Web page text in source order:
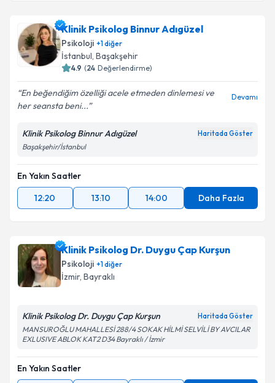
Klinik Psikolog Binnur Adıgüzel
Psikoloji +1diğer
İstanbul, Başakşehir
4.9 (24 Değerlendirme)
En beğendiğim özelliği acele etmeden dinlemesi ve
her seansta beni...
Devamı
Klinik Psikolog Binnur Adıgüzel Haritada Göster
Başakşehir/İstanbul
En Yakın Saatler
12:20
13:10 14:00 Daha Fazla
Klinik Psikolog Dr. Duygu Çap Kurşun
Psikoloji +1diğer
İzmir, Bayraklı
Klinik Psikolog Dr. Duygu Çap Kurşun Haritada Göster
MANSUROĞLU MAHALLESİ 288/4 SOKAK HİLMİ SELVİLİ BY AVCILAR
EXLUSIVE ABLOK KAT2 D34 Bayraklı / İzmir
En Yakın Saatler